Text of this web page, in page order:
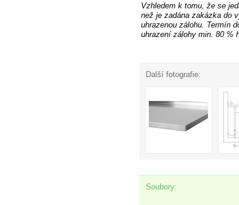
Vzhledem k tomu, že se
než je zadánazakázka do
uhrazenou zálohu. Termín
uhrazení zálohy min. 80 %
Další fotografie:
Soubory: